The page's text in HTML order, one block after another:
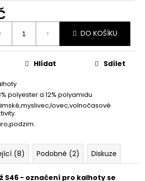
DO KOŠÍKU
polyester a 12% polyamidu
Hlídat Sdílet
(8) Podobné (2) Diskuze
S46 - označení pro kalhoty se